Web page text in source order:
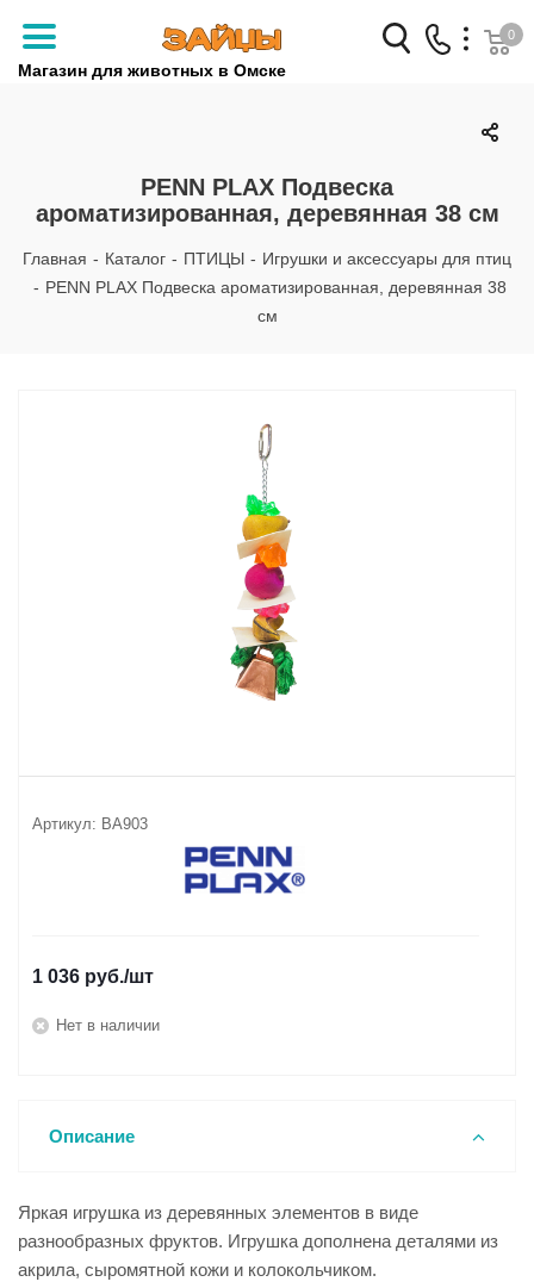
Магазин для животных в Омске
Заказать звонок
+7 (3812) 79-04-04
+7 (950) 959-88-32
0
PENN PLAX Подвеска
ароматизированная, деревянная 38 см
Главная - Каталог - ПТИЦЫ - Игрушки и аксессуары для птиц
- PENN PLAX Подвеска ароматизированная, деревянная 38
см
Артикул: ВА903
1 036 руб./шт
Нет в наличии
Описание
Яркая игрушка из деревянных элементов в виде
разнообразных фруктов. Игрушка дополнена деталями из
акрила, сыромятной кожи и колокольчиком.